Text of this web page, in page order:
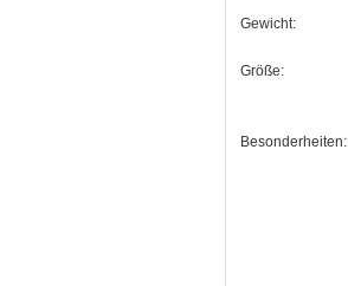
Gewicht:
Größe:
Besonderheiten: